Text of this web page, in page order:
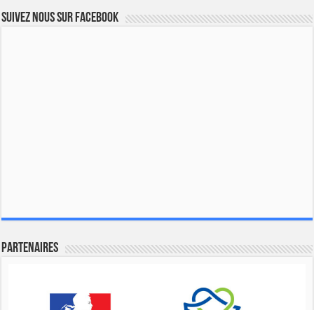
Suivez nous sur Facebook
Partenaires